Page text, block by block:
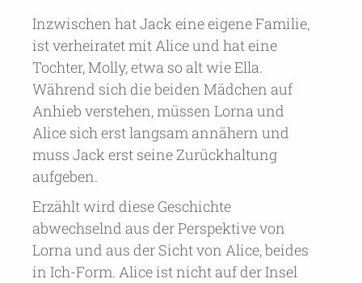
Inzwischen hat Jack eine eigene Familie,
ist verheiratet mit Alice und hat eine
Tochter, Molly, etwa so alt wie Ella.
Während sich die beiden Mädchen auf
Anhieb verstehen, müssen Lorna und
Alice sich erst langsam annähern und
muss Jack erst seine Zurückhaltung
aufgeben.
Erzählt wird diese Geschichte
abwechselnd aus der Perspektive von
Lorna und aus der Sicht von Alice, beides
in Ich-Form. Alice ist nicht auf der Insel